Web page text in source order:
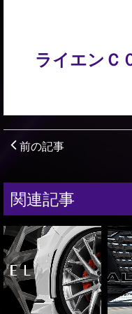
ライエンＣ
前の記事
関連記事